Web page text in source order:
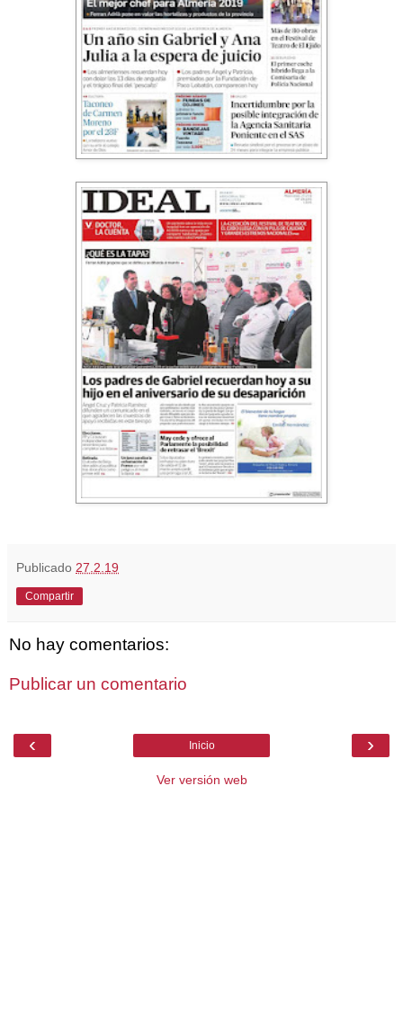
Publicado 27.2.19
Compartir
No hay comentarios:
Publicar un comentario
‹ ›
Inicio
Ver versión web